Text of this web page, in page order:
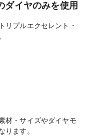
ダイヤのみを使用
リプルエクセレント・
材・サイズやダイヤモ
ります。